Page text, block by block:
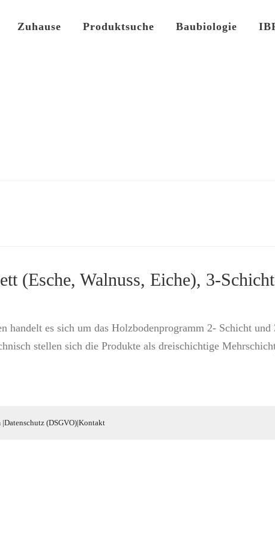
Zuhause Produktsuche Baubiologie
(Esche, Walnuss, Eiche), 3-
handelt es sich um das Holzbodenprogramm 2- Schicht
stellen sich die Produkte als dreischichtige
|Datenschutz (DSGVO)|Kontakt